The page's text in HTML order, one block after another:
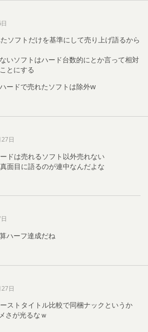
ソフトだけを基準にして売り上げ語るから
いソフトはハード台数的にとか言って相対
とにする
ードで売れたソフトは除外w
日
ドは売れるソフト以外売れない
面目に語るのが連中なんだよな
ハーフ達成だね
日
ストタイトル比較で同梱ナックというか
さが光るなｗ